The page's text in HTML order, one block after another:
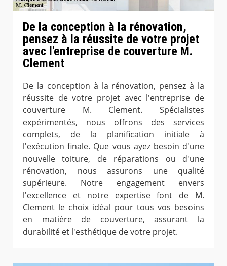
De la conception à la rénovation,
pensez à la réussite de votre projet
avec l'entreprise de couverture M.
Clement
De la conception à la rénovation, pensez à la
réussite de votre projet avec l'entreprise de
couverture M. Clement. Spécialistes
expérimentés, nous offrons des services
complets, de la planification initiale à
l'exécution finale. Que vous ayez besoin d'une
nouvelle toiture, de réparations ou d'une
rénovation, nous assurons une qualité
supérieure. Notre engagement envers
l'excellence et notre expertise font de M.
Clement le choix idéal pour tous vos besoins
en matière de couverture, assurant la
durabilité et l'esthétique de votre projet.